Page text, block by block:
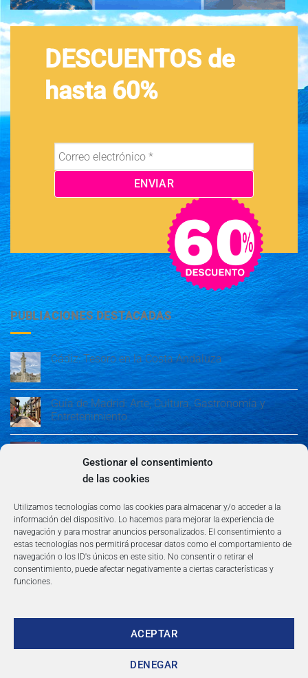
Gestionar el consentimiento
de las cookies
Utilizamos tecnologías como las cookies para almacenar y/o acceder a la
información del dispositivo. Lo hacemos para mejorar la experiencia de
navegación y para mostrar anuncios personalizados. El consentimiento a
estas tecnologías nos permitirá procesar datos como el comportamiento de
navegación o los ID's únicos en este sitio. No consentir o retirar el
consentimiento, puede afectar negativamente a ciertas características y
funciones.
ACEPTAR
DENEGAR
DESCUENTOS de
hasta 60%
PUBLIACIONES DESTACADAS
Cádiz: Tesoro en la Costa Andaluza
Guía de Madrid: Arte, Cultura, Gastronomía y
Entretenimiento
Guía de Madrid: Arte, Cultura, Gastronomía y
Entretenimiento
Copyright 2026 ©360group.es